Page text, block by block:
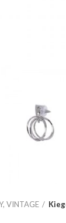
VINTAGE